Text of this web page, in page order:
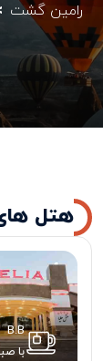
رامین گشت
هتل
B.B
با